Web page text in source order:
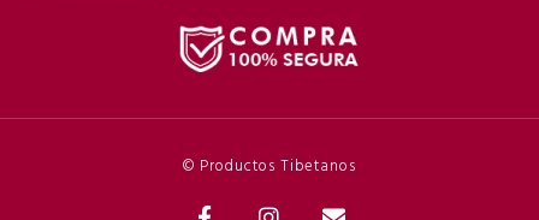
© Productos Tibetanos